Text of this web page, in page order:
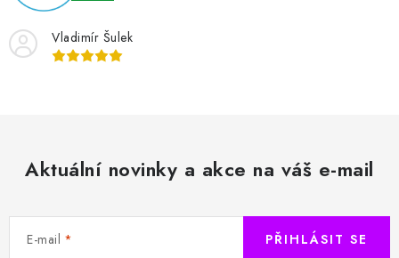
Vladimír Šulek
Aktuální novinky a akce na váš e-mail
E-mail PŘIHLÁSIT SE